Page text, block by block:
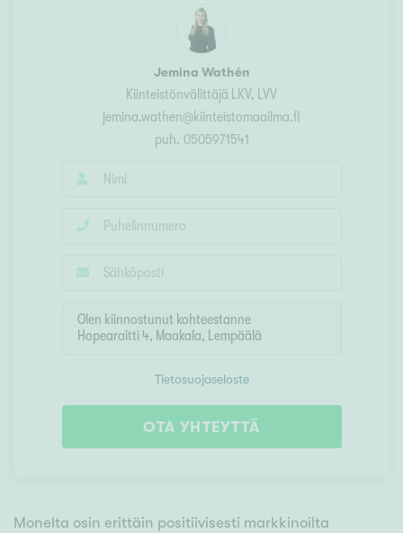
Jemina Wathén
Kiinteistönvälittäjä LKV, LVV
jemina.wathen@kiinteistomaailma.fi
puh. 0505971541
Tietosuojaseloste
OTA YHTEYTTÄ
Monelta osin erittäin positiivisesti markkinoilta